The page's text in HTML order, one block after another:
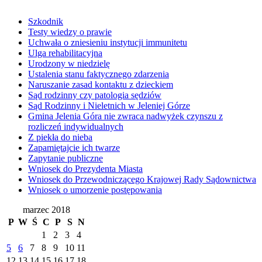
Szkodnik
Testy wiedzy o prawie
Uchwała o zniesieniu instytucji immunitetu
Ulga rehabilitacyjna
Urodzony w niedzielę
Ustalenia stanu faktycznego zdarzenia
Naruszanie zasad kontaktu z dzieckiem
Sąd rodzinny czy patologia sędziów
Sąd Rodzinny i Nieletnich w Jeleniej Górze
Gmina Jelenia Góra nie zwraca nadwyżek czynszu z
rozliczeń indywidualnych
Z piekła do nieba
Zapamiętajcie ich twarze
Zapytanie publiczne
Wniosek do Prezydenta Miasta
Wniosek do Przewodniczącego Krajowej Rady Sądownictwa
Wniosek o umorzenie postępowania
marzec 2018
P W Ś C P S N
1
2 3
4
5
6 7 8 9 10 11